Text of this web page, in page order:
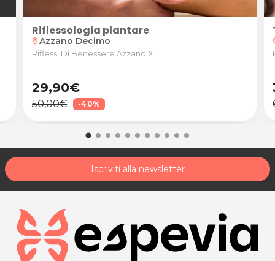
Riflessologia plantare
location_onAzzano Decimo
Riflessi Di Benessere Azzano X
29,90€
50,00€ -40%
Iscriviti alla newsletter